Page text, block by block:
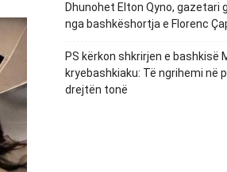
Dhunohet Elton Qyno, gazetari
nga bashkëshortja e Florenc
PS kërkon shkrirjen e bashkisë
kryebashkiaku: Të ngrihemi në
drejtën tonë